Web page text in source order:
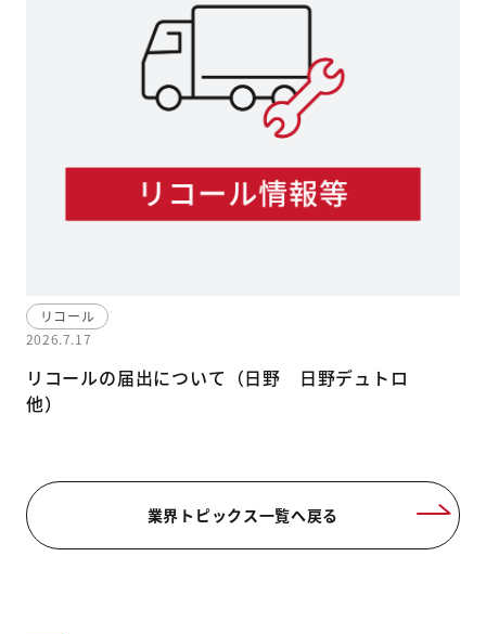
リコール
2026.7.17
リコールの届出について（日野 日野デュトロ
他）
業界トピックス一覧へ戻る